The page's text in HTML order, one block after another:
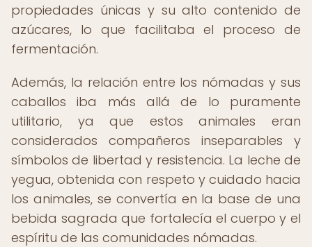
propiedades únicas y su alto contenido de
azúcares, lo que facilitaba el proceso de
fermentación.
Además, la relación entre los nómadas y sus
caballos iba más allá de lo puramente
utilitario, ya que estos animales eran
considerados compañeros inseparables y
símbolos de libertad y resistencia. La leche de
yegua, obtenida con respeto y cuidado hacia
los animales, se convertía en la base de una
bebida sagrada que fortalecía el cuerpo y el
espíritu de las comunidades nómadas.